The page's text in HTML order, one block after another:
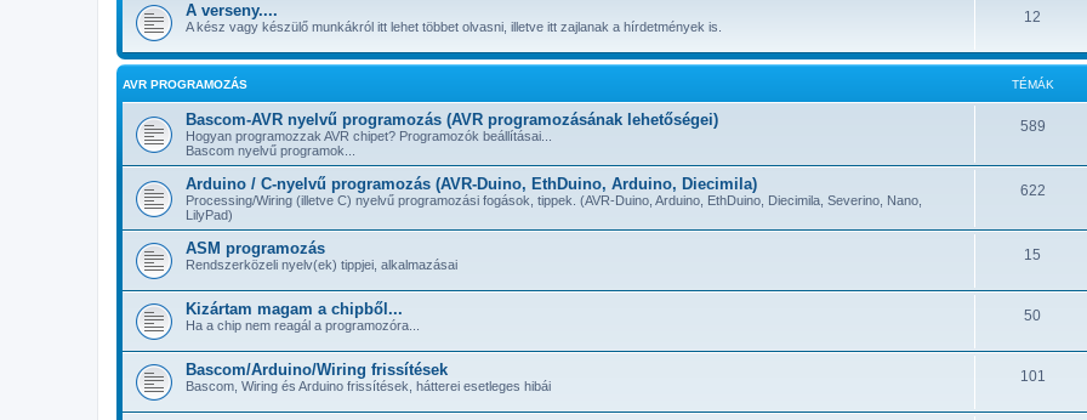
A verseny....
A kész vagy készülő munkákról itt lehet többet olvasni, illetve itt zajlanak a hírdetmények is.
12
AVR PROGRAMOZÁS TÉMÁK
Bascom-AVR nyelvű programozás (AVR programozásának lehetőségei)
Hogyan programozzak AVR chipet? Programozók beállításai...
Bascom nyelvű programok...
589
Arduino / C-nyelvű programozás (AVR-Duino, EthDuino, Arduino, Diecimila)
Processing/Wiring (illetve C) nyelvű programozási fogások, tippek. (AVR-Duino, Arduino, EthDuino, Diecimila, Severino, Nano,
LilyPad)
622
ASM programozás
Rendszerközeli nyelv(ek) tippjei, alkalmazásai
15
Kizártam magam a chipből...
Ha a chip nem reagál a programozóra...
50
Bascom/Arduino/Wiring frissítések
Bascom, Wiring és Arduino frissítések, hátterei esetleges hibái
101